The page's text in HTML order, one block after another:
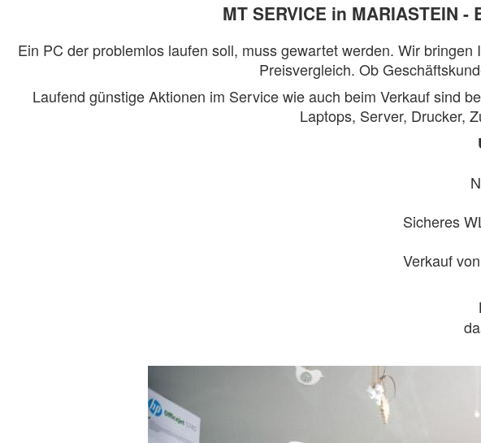
MT SERVICE in MARIASTEIN -
Ein PC der problemlos laufen soll, muss gewartet werden. Wir
Preisvergleich. Ob
Laufend günstige Aktionen im Service wie auch beim Verkauf sind
Laptops, Server, Drucker,
Sicheres
Verkauf